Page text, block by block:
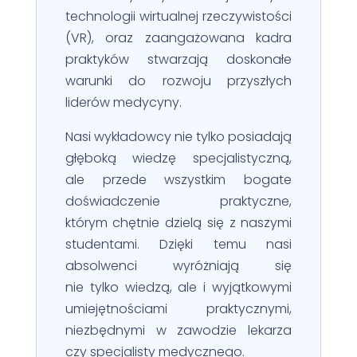
technologii wirtualnej rzeczywistości
(VR), oraz zaangażowana kadra
praktyków stwarzają doskonałe
warunki do rozwoju przyszłych
liderów medycyny.
Nasi wykładowcy nie tylko posiadają
głęboką wiedzę specjalistyczną,
ale przede wszystkim bogate
doświadczenie praktyczne,
którym chętnie dzielą się z naszymi
studentami. Dzięki temu nasi
absolwenci wyróżniają się
nie tylko wiedzą, ale i wyjątkowymi
umiejętnościami praktycznymi,
niezbędnymi w zawodzie lekarza
czy specjalisty medycznego.